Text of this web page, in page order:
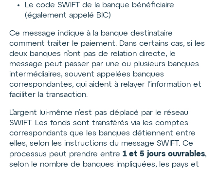
Le code SWIFT de la banque bénéficiaire
(également appelé BIC)
Ce message indique à la banque destinataire
comment traiter le paiement. Dans certains cas, si les
deux banques n’ont pas de relation directe, le
message peut passer par une ou plusieurs banques
intermédiaires, souvent appelées banques
correspondantes, qui aident à relayer l’information et
faciliter la transaction.
L’argent lui-même n’est pas déplacé par le réseau
SWIFT. Les fonds sont transférés via les comptes
correspondants que les banques détiennent entre
elles, selon les instructions du message SWIFT. Ce
processus peut prendre entre 1 et 5 jours ouvrables,
selon le nombre de banques impliquées, les pays et